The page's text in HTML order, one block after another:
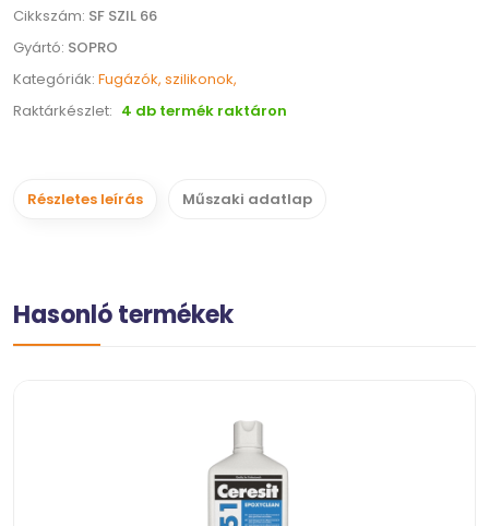
Cikkszám: SF SZIL 66
Gyártó: SOPRO
Kategóriák: Fugázók, szilikonok,
Raktárkészlet: 4 db termék raktáron
Részletes leírás Műszaki adatlap
Hasonló termékek